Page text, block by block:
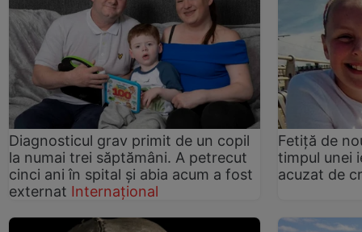
Diagnosticul grav primit de un copil
la numai trei săptămâni. A petrecut
cinci ani în spital și abia acum a fost
externat Internațional
Fetiță de
timpul unei
acuzat de